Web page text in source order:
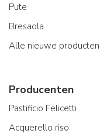
Pute
Bresaola
Alle nieuwe producten
Producenten
Pastificio Felicetti
Acquerello riso